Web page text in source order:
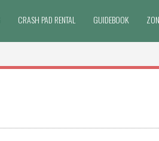
CRASH PAD RENTAL GUIDEBOOK